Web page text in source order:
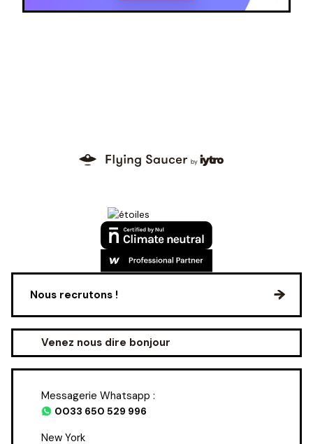
Nous recrutons !
Venez nous dire bonjour
Messagerie Whatsapp :
0033 650 529 996
New York